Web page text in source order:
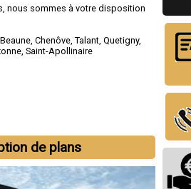
nous sommes à votre disposition
Beaune,Chenôve,Talant,Quetigny,
,Saint-Apollinaire
de plans